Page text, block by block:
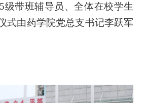
级带班辅导员、全体在校学生
式由药学院党总支书记李跃军